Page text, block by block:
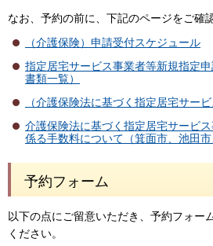
なお、予約の前に、下記のページをご確
（介護保険）申請受付スケジュール
指定居宅サービス事業者等新規指定
書類一覧）
（介護保険法に基づく指定居宅サー
介護保険法に基づく指定居宅サービ
係る手数料について（箕面市、池田市
予約フォーム
以下の点にご留意いただき、予約フォー
ください。